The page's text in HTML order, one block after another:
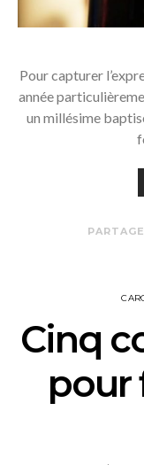
Pour capturer
année
un millésime
Cinq
pour